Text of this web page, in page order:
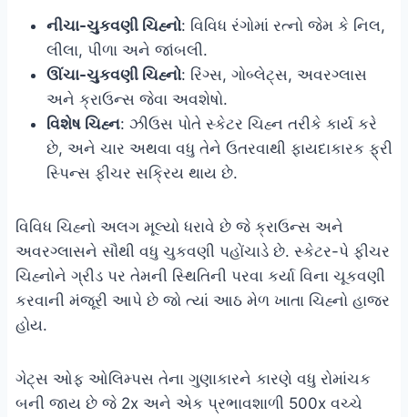
નીચા-ચુકવણી ચિહ્નો: વિવિધ રંગોમાં રત્નો જેમ કે નિલ,
લીલા, પીળા અને જાંબલી.
ઊંચા-ચુકવણી ચિહ્નો: રિંગ્સ, ગોબ્લેટ્સ, અવરગ્લાસ
અને ક્રાઉન્સ જેવા અવશેષો.
વિશેષ ચિહ્ન: ઝીઉસ પોતે સ્કેટર ચિહ્ન તરીકે કાર્ય કરે
છે, અને ચાર અથવા વધુ તેને ઉતરવાથી ફાયદાકારક ફ્રી
સ્પિન્સ ફીચર સક્રિય થાય છે.
વિવિધ ચિહ્નો અલગ મૂલ્યો ધરાવે છે જે ક્રાઉન્સ અને
અવરગ્લાસને સૌથી વધુ ચુકવણી પહોંચાડે છે. સ્કેટર-પે ફીચર
ચિહ્નોને ગ્રીડ પર તેમની સ્થિતિની પરવા કર્યા વિના ચૂકવણી
કરવાની મંજૂરી આપે છે જો ત્યાં આઠ મેળ ખાતા ચિહ્નો હાજર
હોય.
ગેટ્સ ઓફ ઓલિમ્પસ તેના ગુણાકારને કારણે વધુ રોમાંચક
બની જાય છે જે 2x અને એક પ્રભાવશાળી 500x વચ્ચે